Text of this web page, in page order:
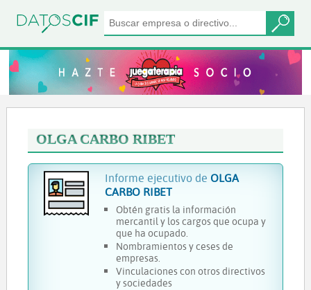
OLGA CARBO RIBET
Informe ejecutivo de OLGA
CARBO RIBET
Obtén gratis la información
mercantil y los cargos que ocupa y
que ha ocupado.
Nombramientos y ceses de
empresas.
Vinculaciones con otros directivos
y sociedades